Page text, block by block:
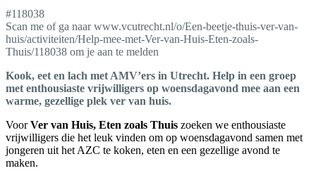
#118038
Scan me of ga naar www.vcutrecht.nl/o/Een-beetje-thuis-ver-van-
huis/activiteiten/Help-mee-met-Ver-van-Huis-Eten-zoals-
Thuis/118038 om je aan te melden
Kook, eet en lach met AMV’ers in Utrecht. Help in een groep
met enthousiaste vrijwilligers op woensdagavond mee aan een
warme, gezellige plek ver van huis.
VoorVer van Huis, Eten zoals Thuis zoeken we enthousiaste
vrijwilligers die het leuk vinden om op woensdagavond samen met
jongeren uit het AZC te koken, eten en een gezellige avond te
maken.